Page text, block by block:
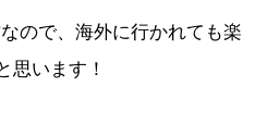
ので、海外に行かれても楽
思います！